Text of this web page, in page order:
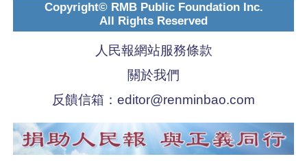
Copyright© RMB Public Foundation Inc.
All Rights Reserved
人民報網站服務條款
關於我們
反饋信箱： editor@renminbao.com